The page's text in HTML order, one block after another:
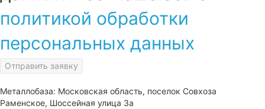
политикой обработки
персональных данных
Отправить заявку
Металлобаза: Московская область, поселок Совхоза
Раменское, Шоссейная улица 3а